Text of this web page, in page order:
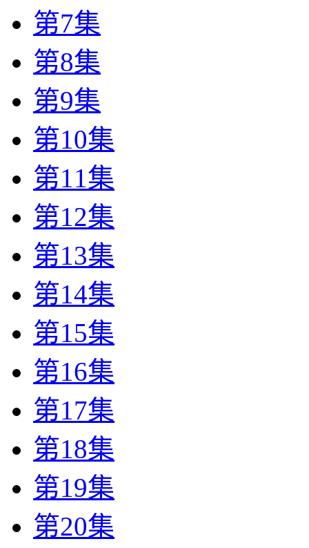
第7集
第8集
第9集
第10集
第11集
第12集
第13集
第14集
第15集
第16集
第17集
第18集
第19集
第20集